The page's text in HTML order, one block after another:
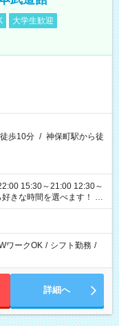
大学生歓迎
歩10分 / 神保町駅から徒
15:30～21:00 12:30～
ワークOK / シフト勤務 /
詳細へ